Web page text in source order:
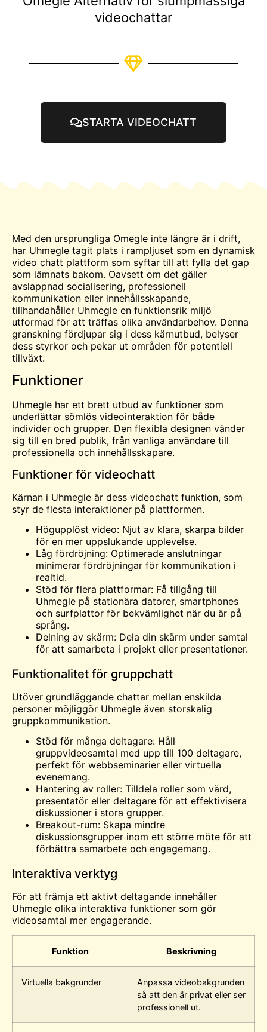
videochattar
STARTA VIDEOCHATT
Med den ursprungliga Omegle inte längre är i drift,
har Uhmegle tagit plats i rampljuset som en dynamisk
video chatt plattform som syftar till att fylla det gap
som lämnats bakom. Oavsett om det gäller
avslappnad socialisering, professionell
kommunikation eller innehållsskapande,
tillhandahåller Uhmegle en funktionsrik miljö
utformad för att träffas olika användarbehov. Denna
granskning fördjupar sig i dess kärnutbud, belyser
dess styrkor och pekar ut områden för potentiell
tillväxt.
Funktioner
Uhmegle har ett brett utbud av funktioner som
underlättar sömlös videointeraktion för både
individer och grupper. Den flexibla designen vänder
sig till en bred publik, från vanliga användare till
professionella och innehållsskapare.
Funktioner för videochatt
Kärnan i Uhmegle är dess videochatt funktion, som
styr de flesta interaktioner på plattformen.
Högupplöst video: Njut av klara, skarpa bilder
för en mer uppslukande upplevelse.
Låg fördröjning: Optimerade anslutningar
minimerar fördröjningar för kommunikation i
realtid.
Stöd för flera plattformar: Få tillgång till
Uhmegle på stationära datorer, smartphones
och surfplattor för bekvämlighet när du är på
språng.
Delning av skärm: Dela din skärm under samtal
för att samarbeta i projekt eller presentationer.
Funktionalitet för gruppchatt
Utöver grundläggande chattar mellan enskilda
personer möjliggör Uhmegle även storskalig
gruppkommunikation.
Stöd för många deltagare: Håll
gruppvideosamtal med upp till 100 deltagare,
perfekt för webbseminarier eller virtuella
evenemang.
Hantering av roller: Tilldela roller som värd,
presentatör eller deltagare för att effektivisera
diskussioner i stora grupper.
Breakout-rum: Skapa mindre
diskussionsgrupper inom ett större möte för att
förbättra samarbete och engagemang.
Interaktiva verktyg
För att främja ett aktivt deltagande innehåller
Uhmegle olika interaktiva funktioner som gör
videosamtal mer engagerande.
Funktion Beskrivning
Virtuella bakgrunder
Anpassa videobakgrunden
så att den är privat eller ser
professionell ut.